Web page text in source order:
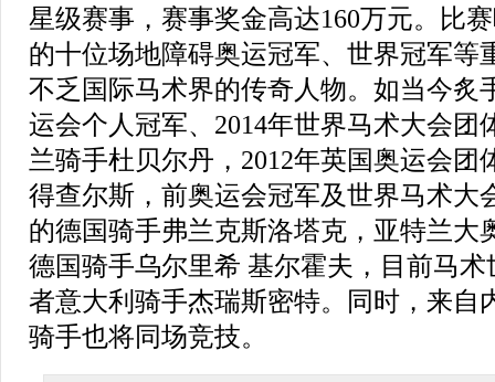
星级赛事，赛事奖金高达160万元。比
的十位场地障碍奥运冠军、世界冠军等
不乏国际马术界的传奇人物。如当今炙
运会个人冠军、2014年世界马术大会团
兰骑手杜贝尔丹，2012年英国奥运会团
得查尔斯，前奥运会冠军及世界马术大
的德国骑手弗兰克斯洛塔克，亚特兰大
德国骑手乌尔里希 基尔霍夫，目前马
者意大利骑手杰瑞斯密特。同时，来自
骑手也将同场竞技。